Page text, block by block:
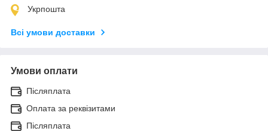
Укрпошта
Всі умови доставки
Умови оплати
Післяплата
Оплата за реквізитами
Післяплата